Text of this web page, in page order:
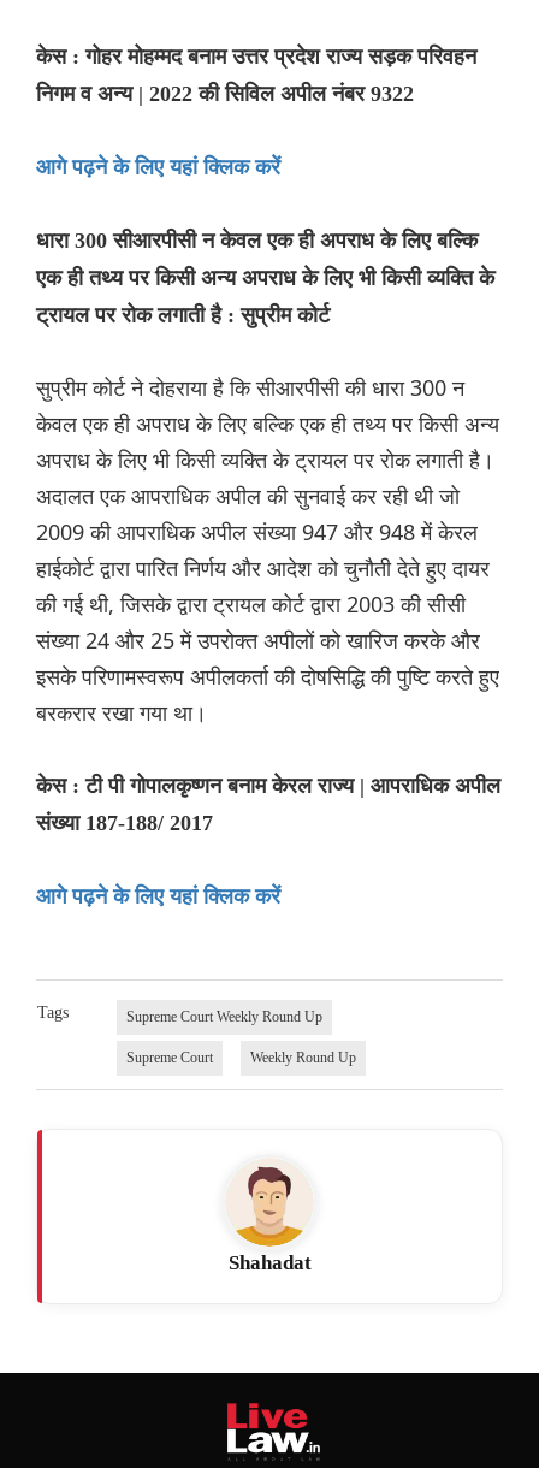
केस : गोहर मोहम्मद बनाम उत्तर प्रदेश राज्य सड़क परिवहन
निगम व अन्य | 2022 की सिविल अपील नंबर 9322
आगे पढ़ने के लिए यहां क्लिक करें
धारा 300 सीआरपीसी न केवल एक ही अपराध के लिए बल्कि
एक ही तथ्य पर किसी अन्य अपराध के लिए भी किसी व्यक्ति के
ट्रायल पर रोक लगाती है : सुप्रीम कोर्ट
सुप्रीम कोर्ट ने दोहराया है कि सीआरपीसी की धारा 300 न
केवल एक ही अपराध के लिए बल्कि एक ही तथ्य पर किसी अन्य
अपराध के लिए भी किसी व्यक्ति के ट्रायल पर रोक लगाती है।
अदालत एक आपराधिक अपील की सुनवाई कर रही थी जो
2009 की आपराधिक अपील संख्या 947 और 948 में केरल
हाईकोर्ट द्वारा पारित निर्णय और आदेश को चुनौती देते हुए दायर
की गई थी, जिसके द्वारा ट्रायल कोर्ट द्वारा 2003 की सीसी
संख्या 24 और 25 में उपरोक्त अपीलों को खारिज करके और
इसके परिणामस्वरूप अपीलकर्ता की दोषसिद्धि की पुष्टि करते हुए
बरकरार रखा गया था।
केस : टी पी गोपालकृष्णन बनाम केरल राज्य | आपराधिक अपील
संख्या 187-188/ 2017
आगे पढ़ने के लिए यहां क्लिक करें
Tags Supreme Court Weekly Round Up
Supreme Court Weekly Round Up
Shahadat